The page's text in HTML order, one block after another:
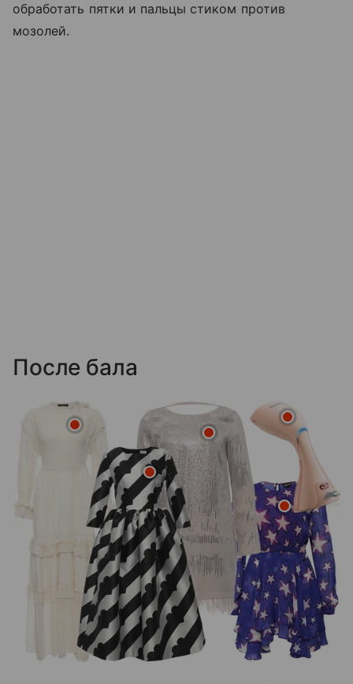
обработать пятки и пальцы стиком против
мозолей.
После бала